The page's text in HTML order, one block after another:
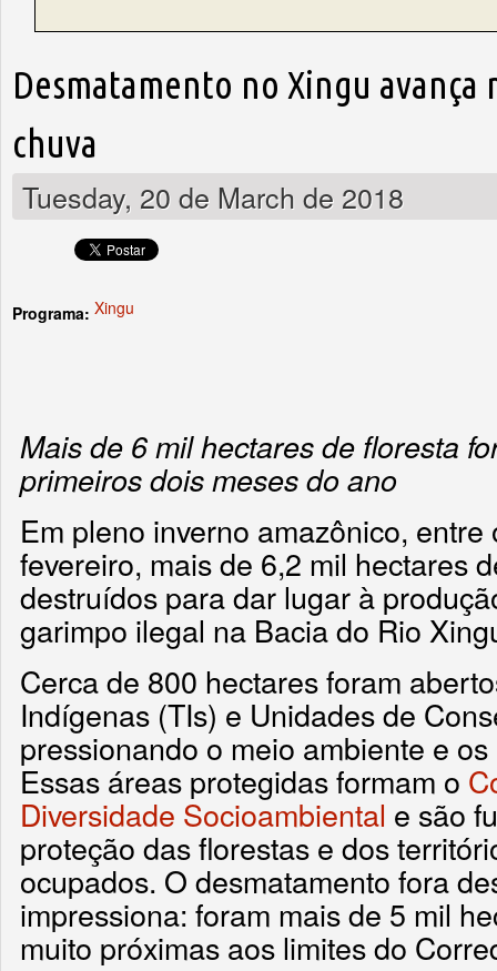
Desmatamento no Xingu avança
chuva
Tuesday, 20 de March de 2018
Programa: Xingu
Mais de 6 mil hectares de floresta
primeiros dois meses do ano
Em pleno inverno amazônico,
fevereiro, mais de 6,2 mil hectares
destruídos para dar lugar à
garimpo ilegal na Bacia do Rio
Cerca de 800 hectares foram
Indígenas (TIs) e Unidades de
pressionando o meio ambiente e
Essas áreas protegidas formam o
Diversidade Socioambiental e são
proteção das florestas e dos
ocupados. O desmatamento fora
impressiona: foram mais de 5 mil
muito próximas aos limites do